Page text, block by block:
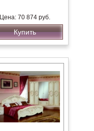
Цена: 70 874 руб.
Купить